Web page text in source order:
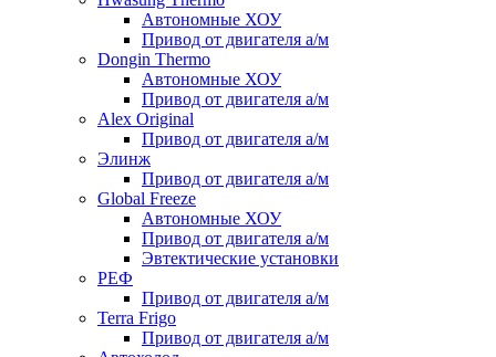
Автономные ХОУ
Привод от двигателя а/м
Dongin Thermo
Автономные ХОУ
Привод от двигателя а/м
Alex Original
Привод от двигателя а/м
Элинж
Привод от двигателя а/м
Global Freeze
Автономные ХОУ
Привод от двигателя а/м
Эвтектические установки
РЕФ
Привод от двигателя а/м
Terra Frigo
Привод от двигателя а/м